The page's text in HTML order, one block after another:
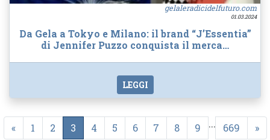
gelaleradicidelfuturo.com
01.03.2024
Da Gela a Tokyo e Milano: il brand “J’Essentia”
di Jennifer Puzzo conquista il merca…
LEGGI
« 1 2 3 4 5 6 7 8 9 ... 669 »